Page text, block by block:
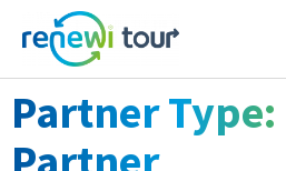
Partner Type: